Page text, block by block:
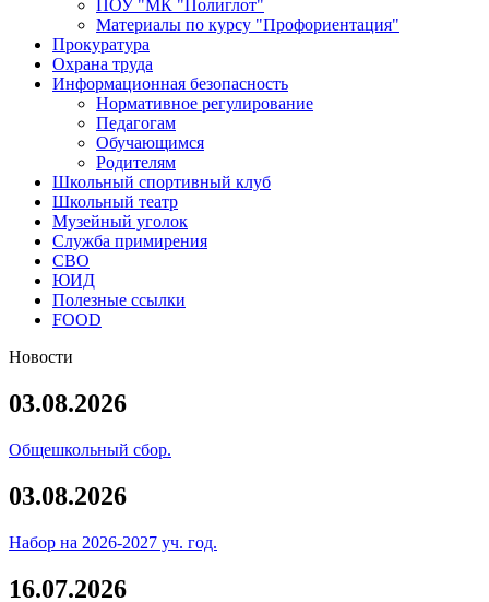
ПОУ "МК "Полиглот"
Материалы по курсу "Профориентация"
Прокуратура
Охрана труда
Информационная безопасность
Нормативное регулирование
Педагогам
Обучающимся
Родителям
Школьный спортивный клуб
Школьный театр
Музейный уголок
Служба примирения
СВО
ЮИД
Полезные ссылки
FOOD
Новости
03.08.2026
Общешкольный сбор.
03.08.2026
Набор на 2026-2027 уч. год.
16.07.2026